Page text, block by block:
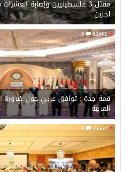
مقتل 3 فلسطينيين وإصابة
لجنين
63951
0
قمة جدة : توافق عربي حول ضرورة
العربية
55662
0